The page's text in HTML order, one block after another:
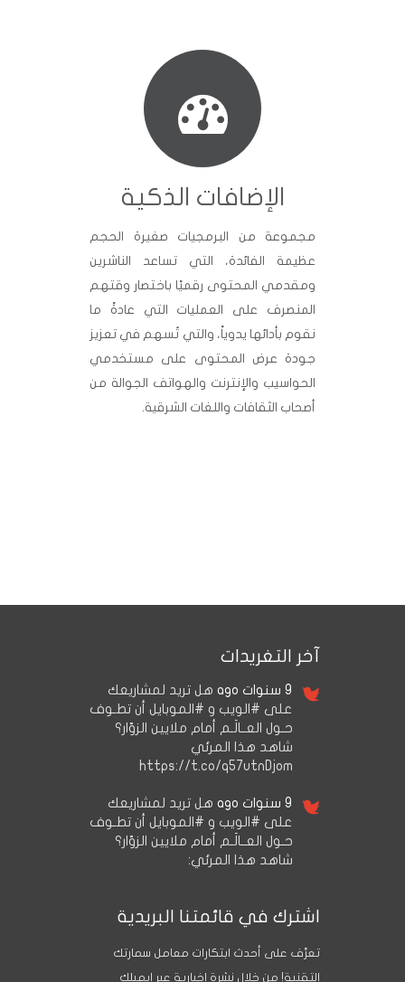
الإضافات الذكية
مجموعة من البرمجيات صغيرة الحجم
عظيمة الفائدة، التي تساعد الناشرين
ومقدمي المحتوى رقميًا باختصار وقتهم
المنصرف على العمليات التي عادةً ما
نقوم بأدائها يدوياً، والتي تُسهم في تعزيز
جودة عرض المحتوى على مستخدمي
الحواسيب والإنترنت والهواتف الجوالة من
أصحاب الثقافات واللغات الشرقية.
آخر التغريدات
9 سنوات ago
هل تريد لمشاريعك
على #الويب و #الموبايل أن تطـوف
حـول العــالَـم أمام ملايين الزوّار؟
شاهد هذا المرئي
https://t.co/q57utnDjom
9 سنوات ago
هل تريد لمشاريعك
على #الويب و #الموبايل أن تطـوف
حـول العــالَـم أمام ملايين الزوّار؟
شاهد هذا المرئي:
اشترك في قائمتنا البريدية
تعرَّف على أحدث ابتكارات معامل سمارتك
التقنية! من خلال نشرة إخبارية عبر إيميلك